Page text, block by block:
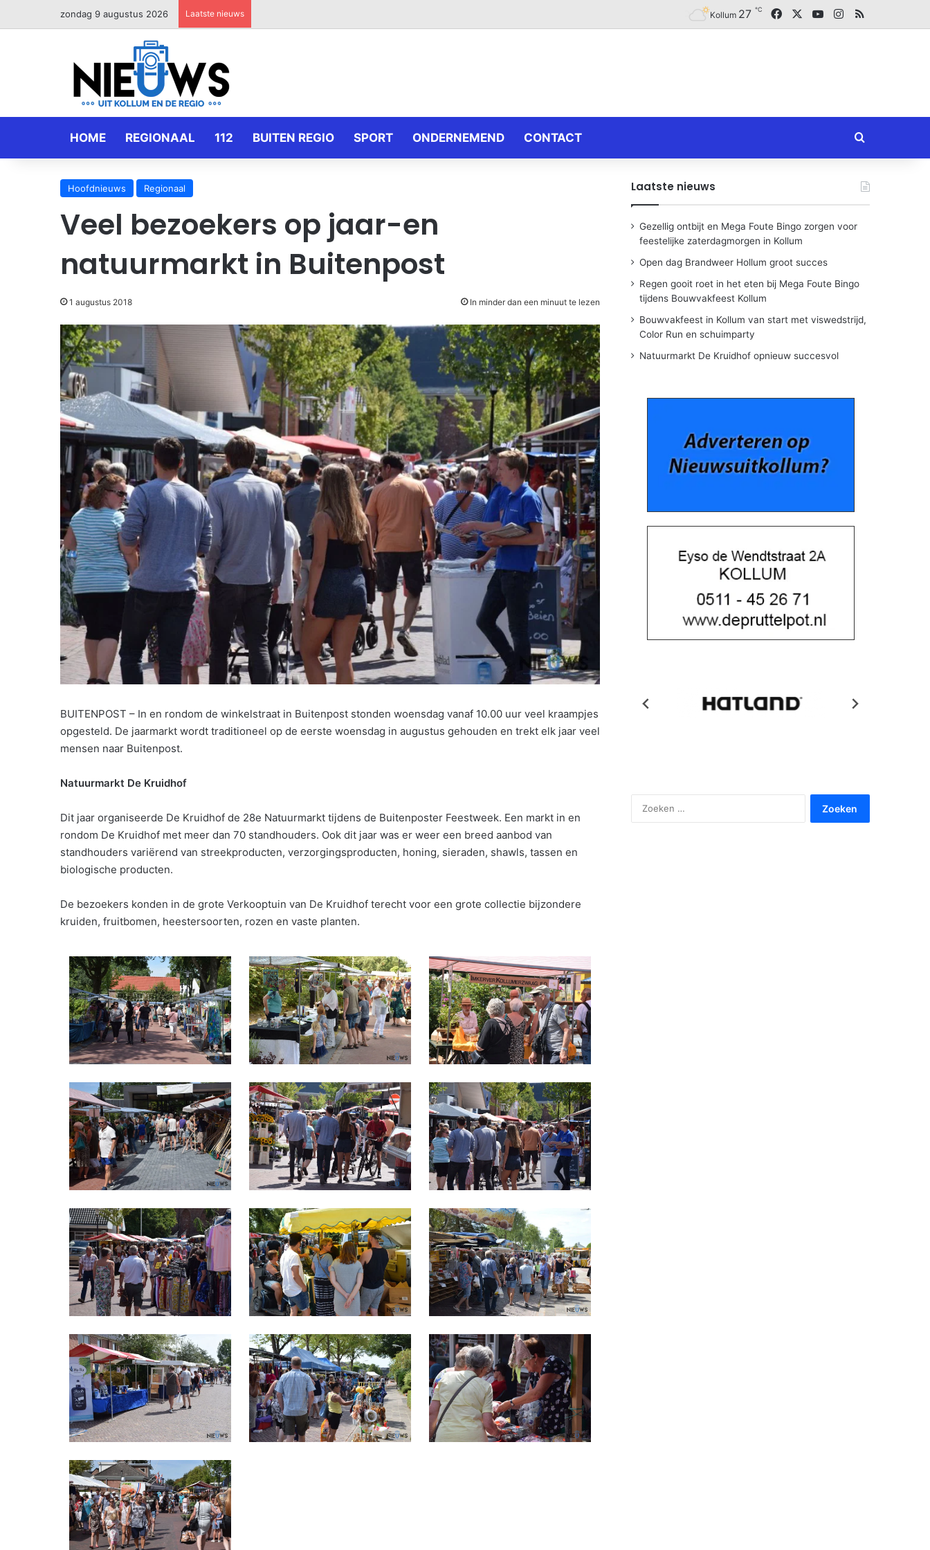
zondag 9 augustus 2026 Laatste nieuws Kollum 27 ℃ FacebookYouTubeInstagram
RSS
HOME REGIONAAL 112 BUITEN REGIO SPORT ONDERNEMEND CONTACT Zoeken naar
Hoofdnieuws Regionaal
Veel bezoekers op jaar-en
natuurmarkt in Buitenpost
1 augustus 2018 In minder dan een minuut te lezen
BUITENPOST – In en rondom de winkelstraat in Buitenpost stonden woensdag vanaf 10.00 uur veel kraampjes
opgesteld. De jaarmarkt wordt traditioneel op de eerste woensdag in augustus gehouden en trekt elk jaar veel
mensen naar Buitenpost.
Natuurmarkt De Kruidhof
Dit jaar organiseerde De Kruidhof de 28e Natuurmarkt tijdens de Buitenposter Feestweek. Een markt in en
rondom De Kruidhof met meer dan 70 standhouders. Ook dit jaar was er weer een breed aanbod van
standhouders variërend van streekproducten, verzorgingsproducten, honing, sieraden, shawls, tassen en
biologische producten.
De bezoekers konden in de grote Verkooptuin van De Kruidhof terecht voor een grote collectie bijzondere
kruiden, fruitbomen, heestersoorten, rozen en vaste planten.
Laatste nieuws
Gezellig ontbijt en Mega Foute Bingo zorgen voor
feestelijke zaterdagmorgen in Kollum
Open dag Brandweer Hollum groot succes
Regen gooit roet in het eten bij Mega Foute Bingo
tijdens Bouwvakfeest Kollum
Bouwvakfeest in Kollum van start met viswedstrijd,
Color Run en schuimparty
Natuurmarkt De Kruidhof opnieuw succesvol
naar: